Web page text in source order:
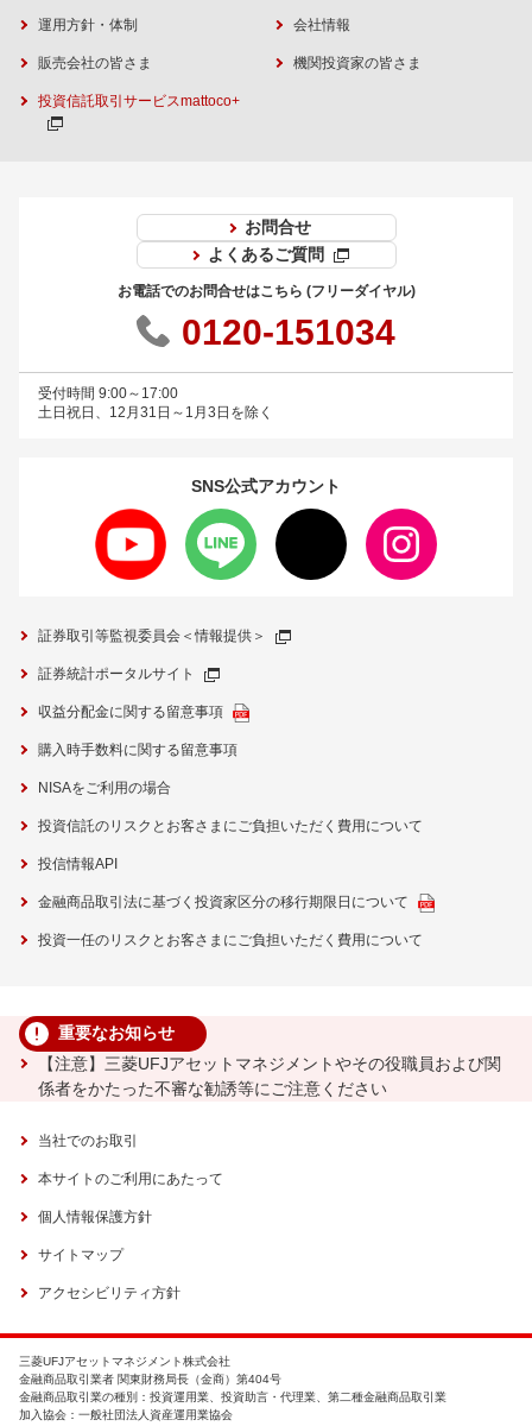
運用方針・体制 会社情報
販売会社の皆さま 機関投資家の皆さま
投資信託取引サービスmattoco+
お問合せ
よくあるご質問
お電話でのお問合せはこちら (フリーダイヤル)
0120-151034
受付時間 9:00～17:00
土日祝日、12月31日～1月3日を除く
SNS公式アカウント
証券取引等監視委員会＜情報提供＞
証券統計ポータルサイト
収益分配金に関する留意事項
購入時手数料に関する留意事項
NISAをご利用の場合
投資信託のリスクとお客さまにご負担いただく費用について
投信情報API
金融商品取引法に基づく投資家区分の移行期限日について
投資一任のリスクとお客さまにご負担いただく費用について
重要なお知らせ
【注意】三菱UFJアセットマネジメントやその役職員および関
係者をかたった不審な勧誘等にご注意ください
当社でのお取引
本サイトのご利用にあたって
個人情報保護方針
サイトマップ
アクセシビリティ方針
三菱UFJアセットマネジメント株式会社
金融商品取引業者 関東財務局長（金商）第404号
金融商品取引業の種別：投資運用業、投資助言・代理業、第二種金融商品取引業
加入協会：一般社団法人資産運用業協会